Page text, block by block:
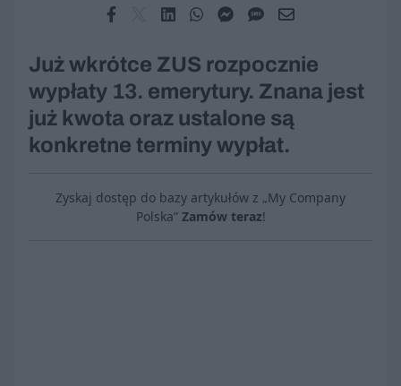
Już wkrótce ZUS rozpocznie
wypłaty 13. emerytury. Znana jest
już kwota oraz ustalone są
konkretne terminy wypłat.
Zyskaj dostęp do bazy artykułów z „My Company
Polska” Zamów teraz!